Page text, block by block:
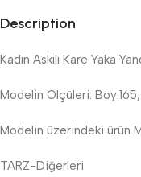
Description
Kadın Askılı Kare Yaka
Modelin Ölçüleri:
Modelin üzerindeki ürün
TARZ-Diğerleri